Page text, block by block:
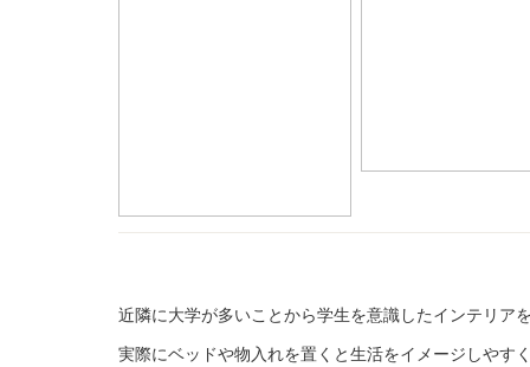
近隣に大学が多いことから学生を意識したインテリア
実際にベッドや物入れを置くと生活をイメージしやす